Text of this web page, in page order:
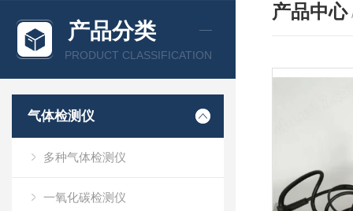
产品分类
PRODUCT CLASSIFICATION
气体检测仪
多种气体检测仪
一氧化碳检测仪
产品中心